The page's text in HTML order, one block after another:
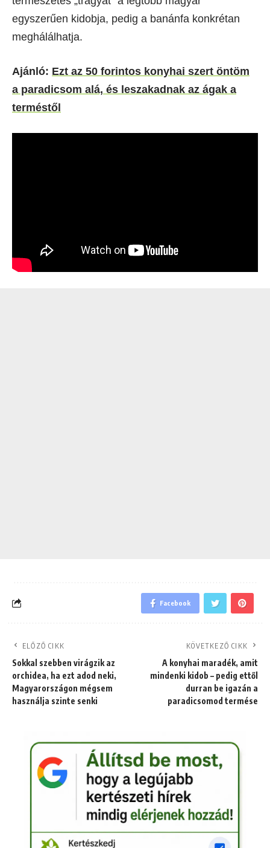
egyszerűen kidobja, pedig a banánfa konkrétan
meghálálhatja.
Ajánló: Ezt az 50 forintos konyhai szert öntöm
a paradicsom alá, és leszakadnak az ágak a
terméstől
Facebook
ELŐZŐ CIKK
Sokkal szebben virágzik az
orchidea, ha ezt adod neki,
Magyarországon mégsem
használja szinte senki
KÖVETKEZŐ CIKK
A konyhai maradék, amit
mindenki kidob – pedig ettől
durran be igazán a
paradicsomod termése